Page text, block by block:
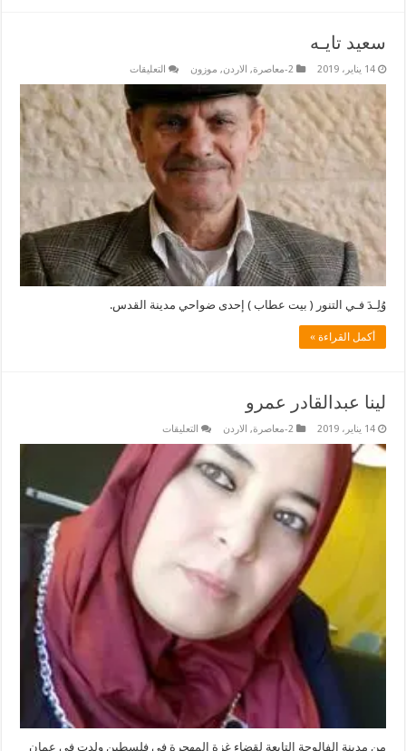
سعيد تايـه
14 يناير، 2019 2-معاصرة , الاردن, موزون التعليقات
تايـه
مغلقة
وُلِـدَ فـي التنور ( بيت عطاب ) إحدى ضواحي مدينة القدس.
أكمل القراءة »
لينا عبدالقادر عمرو
14 يناير، 2019 2-معاصرة , الاردن التعليقات
عبدالقادر
عمرو
مغلقة
من مدينة الفالوجة التابعة لقضاء غزة المهجرة في فلسطين ولدت في عمان